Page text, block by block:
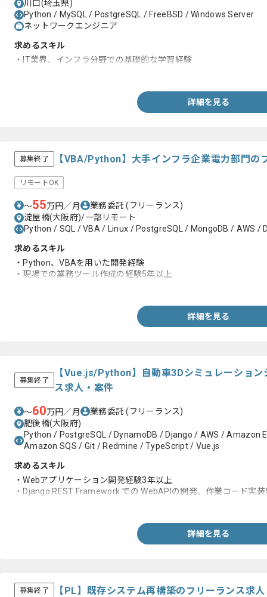
川口(埼玉県)
Python / MySQL / PostgreSQL / FreeBSD / Windows Server
ネットワークエンジニア
求めるスキル
・IT業界、インフラ分野での基礎的な学習経験
詳細を見る
募集終了 【VBA/Python】大手インフラ企業電力部門の
リモートOK
〜55万円／月 業務委託(フリーランス)
淀屋橋(大阪府)/一部リモート
Python / SQL / VBA / Linux / PostgreSQL / MongoDB / AWS /
求めるスキル
・Python、VBAを用いた開発経験
・現場での業務ツール作成の経験5年以上
詳細を見る
募集終了
【Vue.js/Python】自動車3Dシミュレーション
ス求人・案件
〜60万円／月 業務委託(フリーランス)
肥後橋(大阪府)
Python / PostgreSQL / DynamoDB / Django / AWS / Amazon
Amazon SQS / Git / Redmine / TypeScript / Vue.js
求めるスキル
・Webアプリケーション開発経験3年以上
・Django REST Framework での WebAPIの開発、作業コード実
詳細を見る
募集終了 【PL】既存システム再構築のフリーランス求